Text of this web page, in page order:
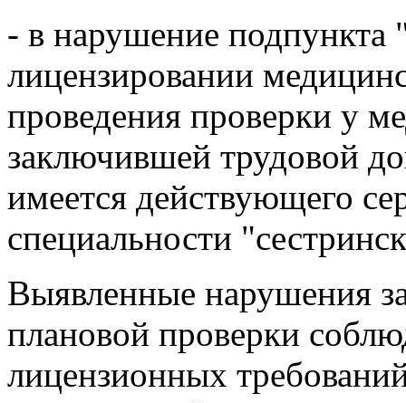
- в нарушение
лицензировании
проведения проверки у
заключившей трудовой
имеется действующего
специальности
Выявленные нарушения
плановой проверки
лицензионных